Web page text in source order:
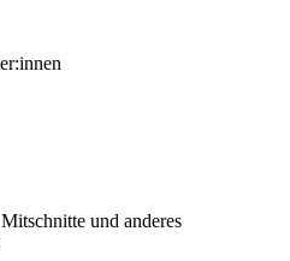
und anderes